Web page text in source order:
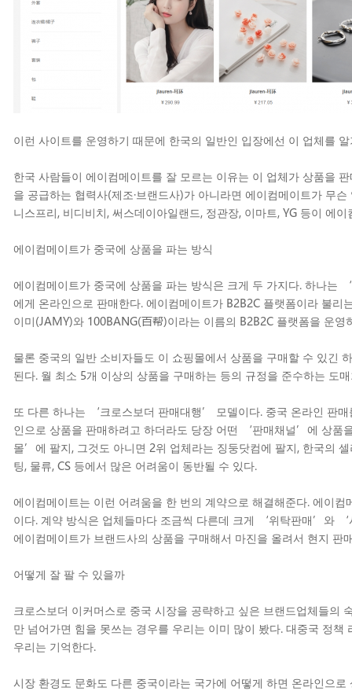
이런 사이트를 운영하기 때문에 한국의 일반인 입장에선 이 업체를
한국 사람들이 에이컴메이트를 잘 모르는 이유는 이 업체가 상품을
을 공급하는 협력사(제조·브랜드사)가 아니라면 에이컴메이트가 무
니스프리, 비디비치, 써스데이아일랜드, 정관장, 이마트, YG 등이 에
에이컴메이트가 중국에 상품을 파는 방식
에이컴메이트가 중국에 상품을 파는 방식은 크게 두 가지다. 하나
에게 온라인으로 판매한다. 에이컴메이트가 B2B2C 플랫폼이라 불
이미(JAMY)와 100BANG(百帮)이라는 이름의 B2B2C 플랫폼을 운
물론 중국의 일반 소비자들도 이 쇼핑몰에서 상품을 구매할 수 있
된다. 월 최소 5개 이상의 상품을 구매하는 등의 규정을 준수하는 도
또 다른 하나는 ‘크로스보더 판매대행’ 모델이다. 중국 온라인 판
인으로 상품을 판매하려고 하더라도 당장 어떤 ‘판매채널’에 상
몰’에 팔지, 그것도 아니면 2위 업체라는 징둥닷컴에 팔지, 한국의
팅, 물류, CS 등에서 많은 어려움이 동반될 수 있다.
에이컴메이트는 이런 어려움을 한 번의 계약으로 해결해준다. 에이
이다. 계약 방식은 업체들마다 조금씩 다른데 크게 ‘위탁판매’와
에이컴메이트가 브랜드사의 상품을 구매해서 마진을 올려서 현지
어떻게 잘 팔 수 있을까
크로스보더 이커머스로 중국 시장을 공략하고 싶은 브랜드업체들
만 넘어가면 힘을 못쓰는 경우를 우리는 이미 많이 봤다. 대중국 정
우리는 기억한다.
시장 환경도 문화도 다른 중국이라는 국가에 어떻게 하면 온라인으